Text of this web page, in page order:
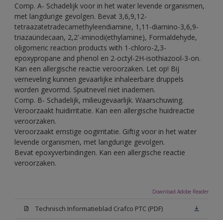
Comp. A- Schadelijk voor in het water levende organismen,
met langdurige gevolgen. Bevat 3,6,9,12-
tetraazatetradecamethyleendiamine, 1,11-diamino-3,6,9-
triazaündecaan, 2,2'-iminodi(ethylamine), Formaldehyde,
oligomeric reaction products with 1-chloro-2,3-
epoxypropane and phenol en 2-octyl-2H-isothiazool-3-on.
Kan een allergische reactie veroorzaken. Let op! Bij
verneveling kunnen gevaarlijke inhaleerbare druppels
worden gevormd. Spuitnevel niet inademen.
Comp. B- Schadelijk, milieugevaarlijk. Waarschuwing.
Veroorzaakt huidirritatie. Kan een allergische huidreactie
veroorzaken.
Veroorzaakt ernstige oogirritatie. Giftig voor in het water
levende organismen, met langdurige gevolgen.
Bevat epoxyverbindingen. Kan een allergische reactie
veroorzaken.
Download Adobe Reader
Technisch Informatieblad Crafco PTC (PDF)